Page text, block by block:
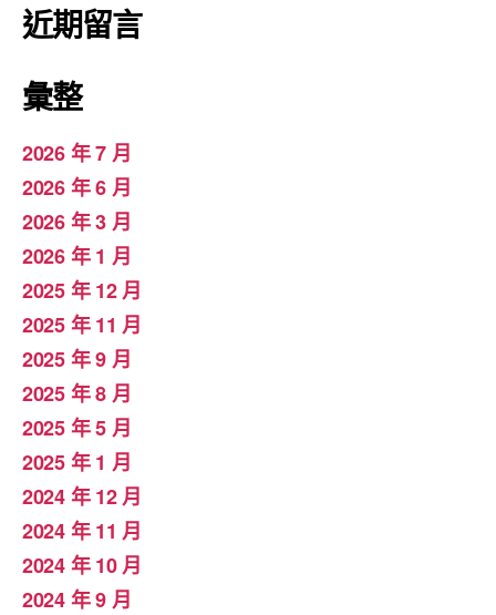
近期留言
彙整
2026 年 7 月
2026 年 6 月
2026 年 3 月
2026 年 1 月
2025 年 12 月
2025 年 11 月
2025 年 9 月
2025 年 8 月
2025 年 5 月
2025 年 1 月
2024 年 12 月
2024 年 11 月
2024 年 10 月
2024 年 9 月